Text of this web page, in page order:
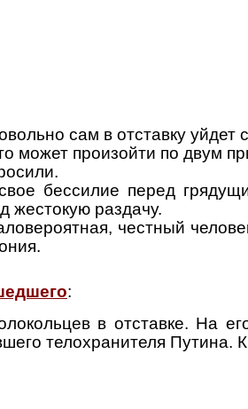
сам в отставку уйдет
может произойти по двум
бессилие перед
жестокую раздачу.
честный
:
в отставке. На
телохранителя Путина.